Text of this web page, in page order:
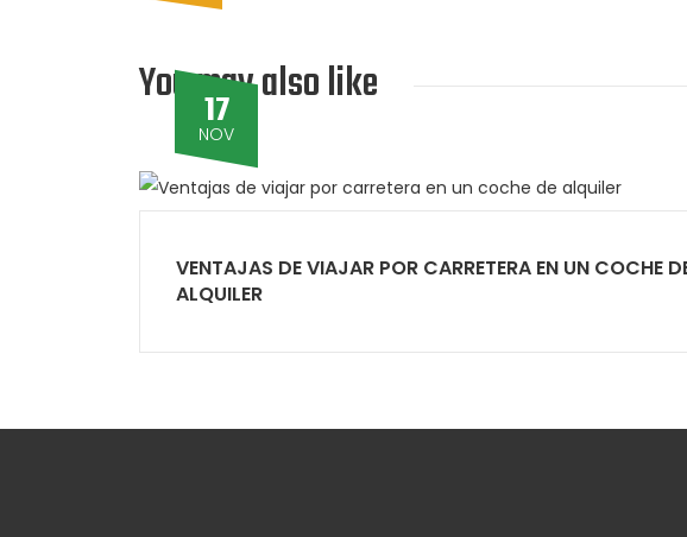
You may also like
17
NOV
VENTAJAS DE VIAJAR POR CARRETERA EN UN COCHE
ALQUILER